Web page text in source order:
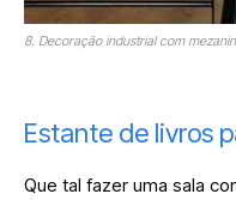
8. Decoração industrial com
Estante de livros
Que tal fazer uma sala